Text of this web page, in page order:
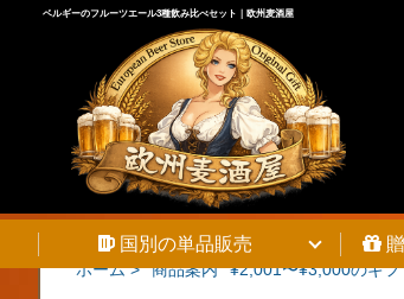
ベルギーのフルーツエール3種飲み比べセット｜欧州麦酒屋
国別の単品販売
ホーム > 商品案内 ¥2,001〜¥3,000のギフ